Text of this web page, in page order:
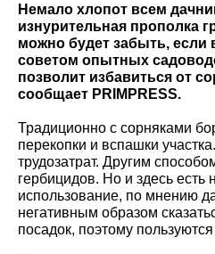
Немало хлопот всем
изнурительная прополка
можно будет забыть, если
советом опытных
позволит избавиться от
сообщает PRIMPRESS.
Традиционно с сорняками
перекопки и вспашки
трудозатрат. Другим
гербицидов. Но и здесь есть
использование, по мнению
негативным образом
посадок, поэтому